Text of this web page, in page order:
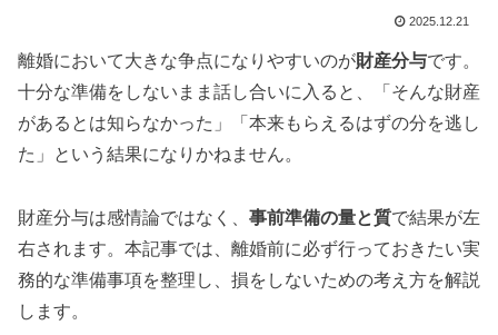
2025.12.21
離婚において大きな争点になりやすいのが財産分与です。
十分な準備をしないまま話し合いに入ると、「そんな財産
があるとは知らなかった」「本来もらえるはずの分を逃し
た」という結果になりかねません。
財産分与は感情論ではなく、 事前準備の量と質で結果が左
右されます。本記事では、離婚前に必ず行っておきたい実
務的な準備事項を整理し、損をしないための考え方を解説
します。